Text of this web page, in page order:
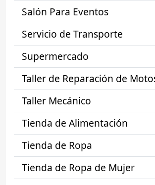
Salón Para Eventos
Servicio de Transporte
Supermercado
Taller de Reparación de
Taller Mecánico
Tienda de Alimentación
Tienda de Ropa
Tienda de Ropa de Mujer